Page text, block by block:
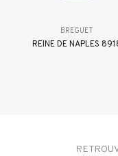
BREGUET
REINE DE NAPLES